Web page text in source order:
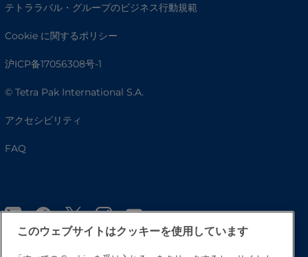
テトララバル・グループのビジネス行動規範
Cookie に関するポリシー
沪ICP备17056308号-1
© Tetra Pak International S.A.
アクセシビリティ
FAQ
このウェブサイトはクッキーを使用しています